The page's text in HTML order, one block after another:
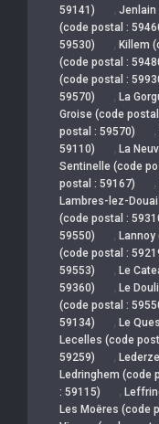
59141)
, Jenlain
(code postal :
59530)
, Killem
(code postal :
(code postal :
59570)
, La
Groise (code
postal : 59570)
,
59110)
, La
Sentinelle (code
postal : 59167)
,
Lambres-lez-
(code postal :
59550)
, Lannoy
(code postal :
59553)
, Le
59360)
, Le
(code postal :
59134)
, Le
Lecelles (code
59259)
,
Ledringhem (code
: 59115)
,
Les Moëres (code